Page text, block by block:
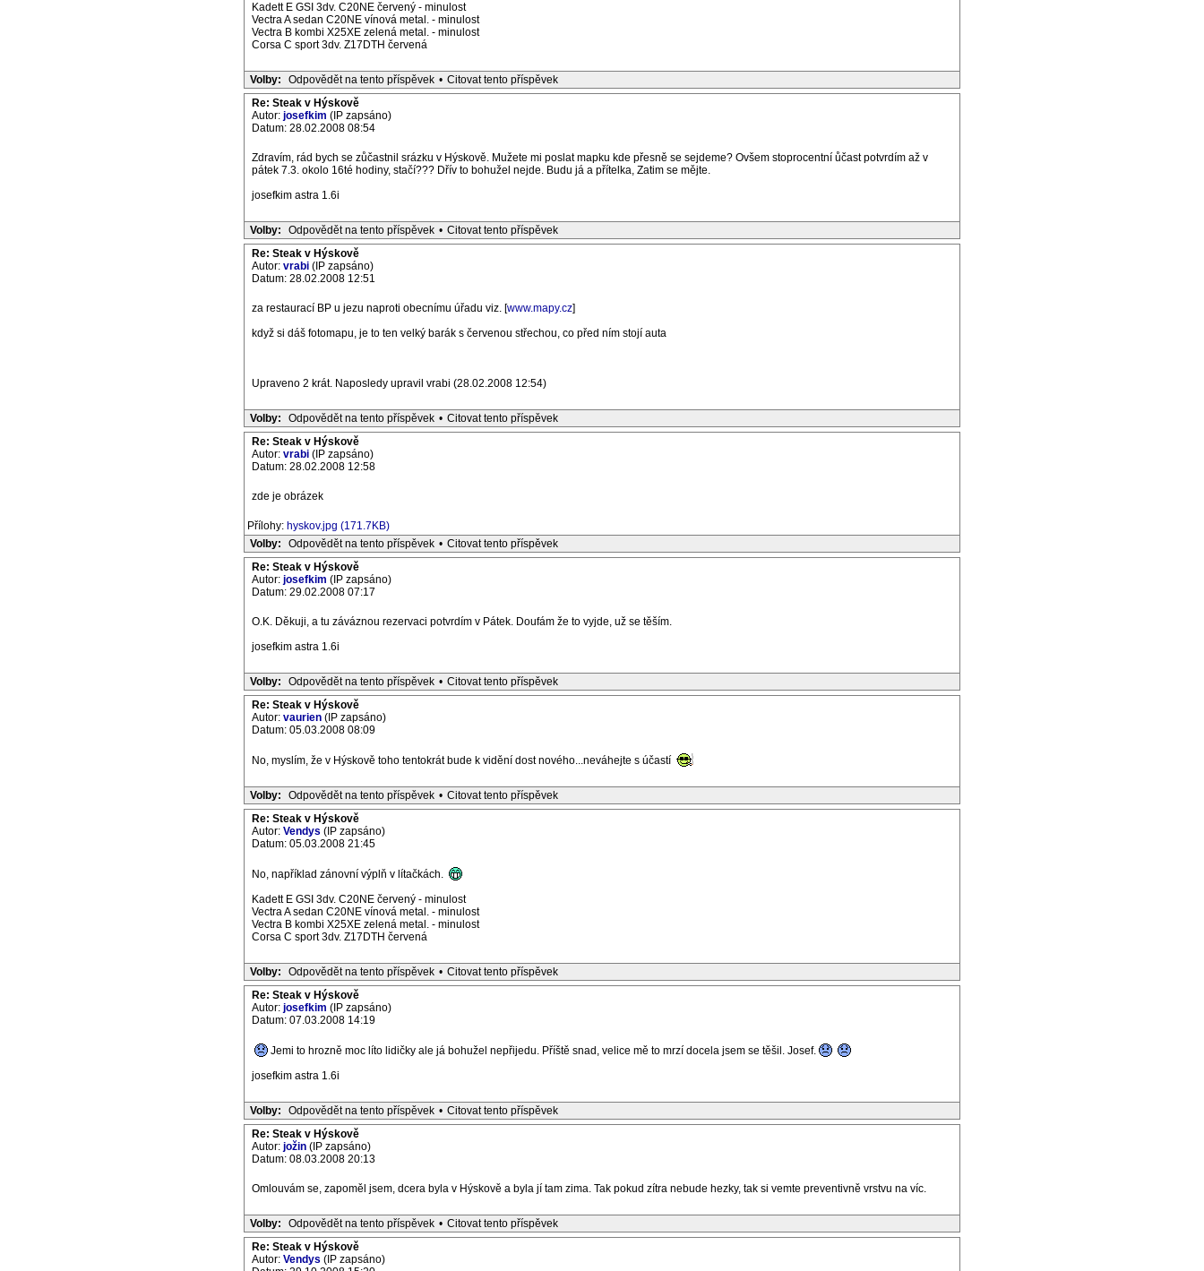
Kadett E GSI 3dv. C20NE červený - minulost
Vectra A sedan C20NE vínová metal. - minulost
Vectra B kombi X25XE zelená metal. - minulost
Corsa C sport 3dv. Z17DTH červená
Volby: Odpovědět na tento příspěvek • Citovat tento příspěvek
Re: Steak v Hýskově
Autor: josefkim (IP zapsáno)
Datum: 28.02.2008 08:54
Zdravím, rád bych se zůčastnil srázku v Hýskově. Mužete mi poslat mapku kde přesně se sejdeme? Ovšem stoprocentní ůčast potvrdím až v
pátek 7.3. okolo 16té hodiny, stačí??? Dřív to bohužel nejde. Budu já a přítelka, Zatim se mějte.
josefkim astra 1.6i
Volby: Odpovědět na tento příspěvek • Citovat tento příspěvek
Re: Steak v Hýskově
Autor: vrabi (IP zapsáno)
Datum: 28.02.2008 12:51
za restaurací BP u jezu naproti obecnímu úřadu viz. [www.mapy.cz]
když si dáš fotomapu, je to ten velký barák s červenou střechou, co před ním stojí auta
Upraveno 2 krát. Naposledy upravil vrabi (28.02.2008 12:54)
Volby: Odpovědět na tento příspěvek • Citovat tento příspěvek
Re: Steak v Hýskově
Autor: vrabi (IP zapsáno)
Datum: 28.02.2008 12:58
zde je obrázek
Přílohy: hyskov.jpg (171.7KB)
Volby:
Odpovědět na tento příspěvek • Citovat tento příspěvek
Re: Steak v Hýskově
Autor: josefkim (IP zapsáno)
Datum: 29.02.2008 07:17
O.K. Děkuji, a tu záváznou rezervaci potvrdím v Pátek. Doufám že to vyjde, už se těším.
josefkim astra 1.6i
Volby: Odpovědět na tento příspěvek • Citovat tento příspěvek
Re: Steak v Hýskově
Autor: vaurien (IP zapsáno)
Datum: 05.03.2008 08:09
No, myslím, že v Hýskově toho tentokrát bude k vidění dost nového...neváhejte s účastí
Volby: Odpovědět na tento příspěvek • Citovat tento příspěvek
Re: Steak v Hýskově
Autor: Vendys (IP zapsáno)
Datum: 05.03.2008 21:45
No, například zánovní výplň v lítačkách.
Kadett E GSI 3dv. C20NE červený - minulost
Vectra A sedan C20NE vínová metal. - minulost
Vectra B kombi X25XE zelená metal. - minulost
Corsa C sport 3dv. Z17DTH červená
Volby: Odpovědět na tento příspěvek • Citovat tento příspěvek
Re: Steak v Hýskově
Autor: josefkim (IP zapsáno)
Datum: 07.03.2008 14:19
Jemi to hrozně moc líto lidičky ale já bohužel nepřijedu. Příště snad, velice mě to mrzí docela jsem se těšil. Josef.
josefkim astra 1.6i
Volby: Odpovědět na tento příspěvek • Citovat tento příspěvek
Re: Steak v Hýskově
Autor: jožin (IP zapsáno)
Datum: 08.03.2008 20:13
Omlouvám se, zapoměl jsem, dcera byla v Hýskově a byla jí tam zima. Tak pokud zítra nebude hezky, tak si vemte preventivně vrstvu na víc.
Volby: Odpovědět na tento příspěvek • Citovat tento příspěvek
Re: Steak v Hýskově
Autor: Vendys (IP zapsáno)